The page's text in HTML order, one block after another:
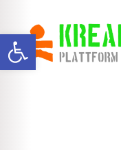
Werkzeugleiste öffnen Zur
Navigation
springen
Zum
Inhalt
springen